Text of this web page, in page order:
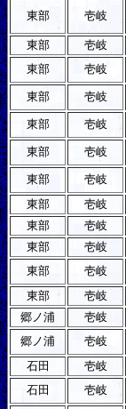
東部 壱岐
東部
壱岐
東部
壱岐
東部 壱岐
東部 壱岐
東部 壱岐
東部 壱岐
東部 壱岐
東部
壱岐
東部
壱岐
東部
壱岐
東部
壱岐
郷ノ浦
壱岐
郷ノ浦
壱岐
石田 壱岐
石田
壱岐